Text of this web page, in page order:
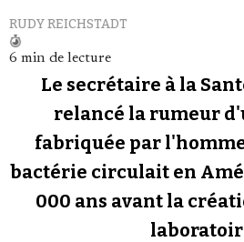
Revues de
Newsletter
Faire un don
Demander à
Se connecter
RUDY REICHSTADT
6 min de lecture
Le secrétaire à la
relancé la rumeur
fabriquée par
bactérie circulait en
000 ans avant la